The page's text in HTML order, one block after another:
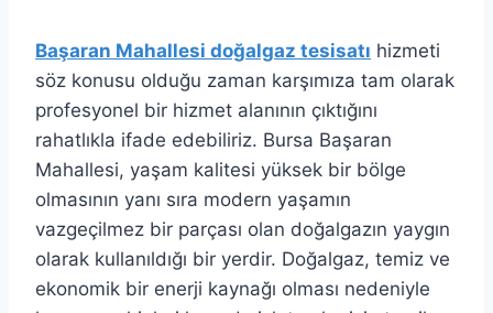
Başaran Mahallesi doğalgaz tesisatı hizmeti
söz konusu olduğu zaman karşımıza tam olarak
profesyonel bir hizmet alanının çıktığını
rahatlıkla ifade edebiliriz. Bursa Başaran
Mahallesi, yaşam kalitesi yüksek bir bölge
olmasının yanı sıra modern yaşamın
vazgeçilmez bir parçası olan doğalgazın yaygın
olarak kullanıldığı bir yerdir. Doğalgaz, temiz ve
ekonomik bir enerji kaynağı olması nedeniyle